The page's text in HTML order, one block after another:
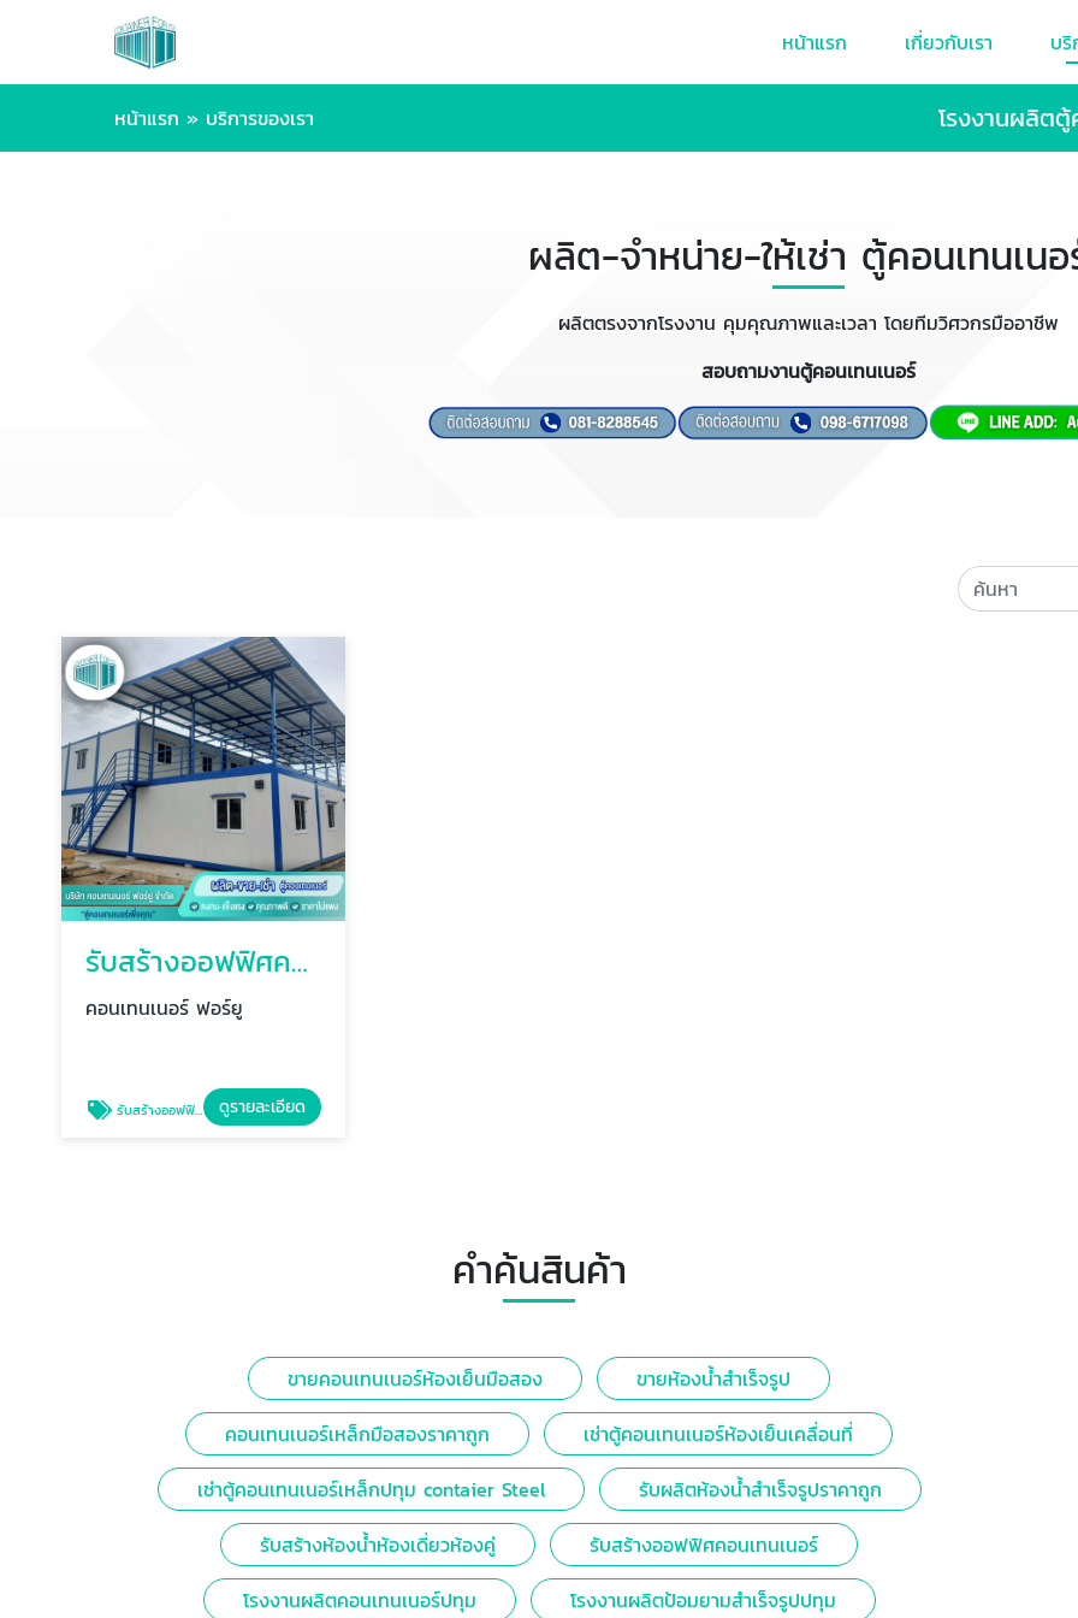
หน้าแรก เกี่ยวกับเรา บริ
หน้าแรก » บริการของเรา โรงงานผลิต
ผลิต-จำหน่าย-ให้เช่า ตู้คอนเทนเน
ผลิตตรงจากโรงงาน คุมคุณภาพและเวลา โดยทีมวิศวกรมืออาชีพ
สอบถามงานตู้คอนเทนเนอร์
รับสร้างออฟฟิศคอนเทนเนอร์
คอนเทนเนอร์ ฟอร์ยู
รับสร้างออฟฟิศคอนเทนเนอร์ ดูรายละเอียด
คำค้นสินค้า
ขายคอนเทนเนอร์ห้องเย็นมือสอง
ขายห้องน้ำสำเร็จรูป
คอนเทนเนอร์เหล็กมือสองราคาถูก
เช่าตู้คอนเทนเนอร์ห้องเย็นเคลื่อนที่
เช่าตู้คอนเทนเนอร์เหล็กปทุม contaier Steel
รับผลิตห้องน้ำสำเร็จรูปราคาถูก
รับสร้างห้องน้ำห้องเดี่ยวห้องคู่
รับสร้างออฟฟิศคอนเทนเนอร์
โรงงานผลิตคอนเทนเนอร์ปทุม
โรงงานผลิตป้อมยามสำเร็จรูปปทุม